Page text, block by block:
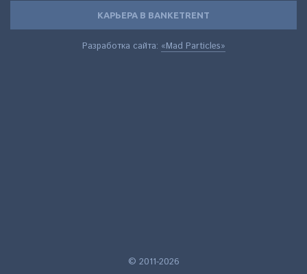
КАРЬЕРА В BANKETRENT
Разработка сайта: «Mad Particles»
© 2011-2026